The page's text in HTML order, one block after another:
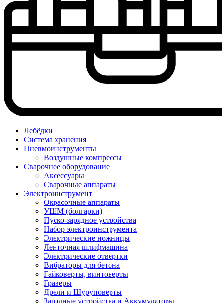
Лебёдки
Система хранения
Пневмоинструменты
Воздушные компрессы
Сварочное оборудование
Аксессуары
Сварочные аппараты
Электроинструмент
Окрасочные аппараты
УШМ (болгарки)
Пуско-зарядное устройства
Набор электроинструмента
Электрические ножницы
Ленточная шлифмашина
Электрические отвертки
Вибраторы для бетона
Гайковерты, винтоверты
Граверы
Дрели и Шуруповерты
Зарядные устройства и Аккумуляторы